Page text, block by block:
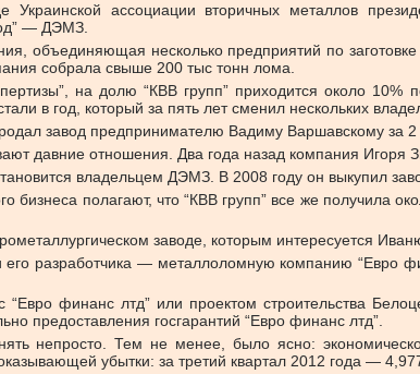
ассоциации вторичных металлов
— ДЭМЗ.
объединяющая несколько предприятий по
собрала свыше 200 тыс тонн лома.
на долю “КВВ групп” приходится около 10%
в год, который за пять лет сменил нескольких
завод предпринимателю Вадиму Варшавскому за
давние отношения. Два года назад компания
владельцем ДЭМЗ. В 2008 году он выкупил
бизнеса полагают, что “КВВ групп” все же получила
заводе, которым интересуется
его разработчика — металлоломную компанию “Евро
финанс лтд” или проектом строительства
предоставления госгарантий “Евро финанс лтд”.
непросто. Тем не менее, было ясно:
убытки: за третий квартал 2012 года —